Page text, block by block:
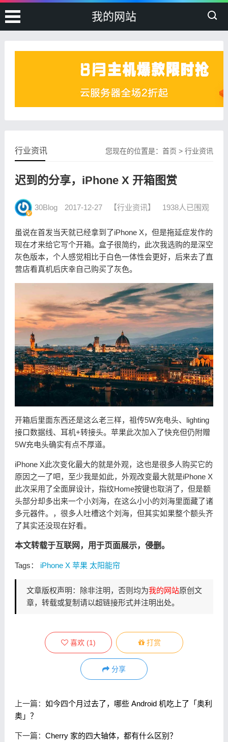
我的网站
您现在的位置是：首页 >行业资讯
行业资讯
迟到的分享，iPhone X 开箱图赏
30Blog 2017-12-27 【行业资讯】 1938人已围观
虽说在首发当天就已经拿到了iPhone X，但是拖延症发作的
现在才来给它写个开箱。盒子很简约，此次我选购的是深空
灰色版本，个人感觉相比于白色一体性会更好，后来去了直
营店看真机后庆幸自己购买了灰色。
开箱后里面东西还是这么老三样，祖传5W充电头、lighting
接口数据线、耳机+转接头。苹果此次加入了快充但仍附赠
5W充电头确实有点不厚道。
iPhone X此次变化最大的就是外观，这也是很多人购买它的
原因之一了吧，至少我是如此，外观改变最大就是iPhone X
此次采用了全面屏设计，指纹Home按键也取消了，但是额
头部分却多出来一个小刘海，在这么小小的刘海里面藏了诸
多元器件。，很多人吐槽这个刘海，但其实如果整个额头齐
了其实还没现在好看。
本文转载于互联网，用于页面展示，侵删。
Tags： iPhone X 苹果 太阳能帘
文章版权声明：除非注明，否则均为我的网站原创文
章，转载或复制请以超链接形式并注明出处。
喜欢 (1) 打赏
分享
上一篇： 如今四个月过去了，哪些 Android 机吃上了「奥利
奥」？
下一篇： Cherry 家的四大轴体，都有什么区别？